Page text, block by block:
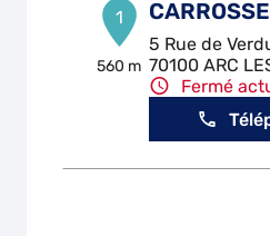
1
560 m
5 Rue de
70100 ARC
Fermé